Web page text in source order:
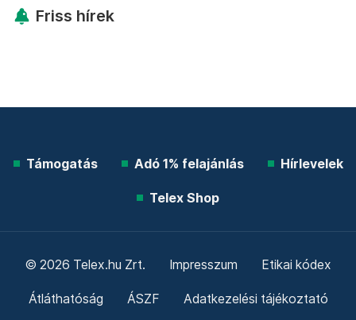
Friss hírek
Támogatás Adó 1% felajánlás Hírlevelek
Telex Shop
© 2026 Telex.hu Zrt. Impresszum Etikai kódex
Átláthatóság ÁSZF Adatkezelési tájékoztató